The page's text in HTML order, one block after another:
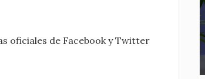
oficiales de Facebook y Twitter